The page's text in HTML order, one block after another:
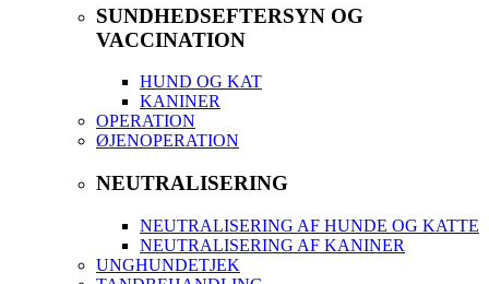
SUNDHEDSEFTERSYN OG
VACCINATION
HUND OG KAT
KANINER
OPERATION
ØJENOPERATION
NEUTRALISERING
NEUTRALISERING AF HUNDE OG KATTE
NEUTRALISERING AF KANINER
UNGHUNDETJEK